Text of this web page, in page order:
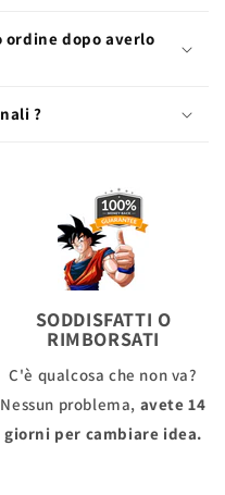
ordine dopo averlo
?
SODDISFATTI O
RIMBORSATI
C'è qualcosa che non va?
Nessun problema, avete 14
giorni per cambiare idea.